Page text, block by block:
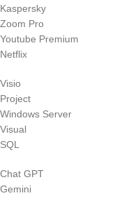
Kaspersky
Zoom Pro
Youtube Premium
Netflix
Visio
Project
Windows Server
Visual
SQL
Chat GPT
Gemini